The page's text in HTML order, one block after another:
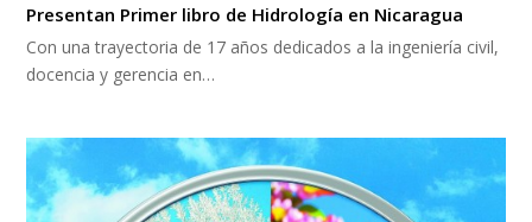
Presentan Primer libro de Hidrología en Nicaragua
Con una trayectoria de 17 años dedicados a la ingeniería civil,
docencia y gerencia en…